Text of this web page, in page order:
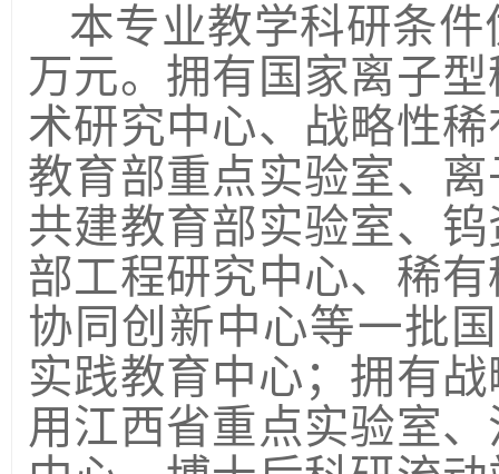
本专业教学科研条
万元。拥有国家离子
术研究中心、 战略性
教育部重点实验室、
共建教育部实验室、
部工程研究中心、稀
协同创新中心等一批
实践教育中心；拥有
用 江西省重点实验室